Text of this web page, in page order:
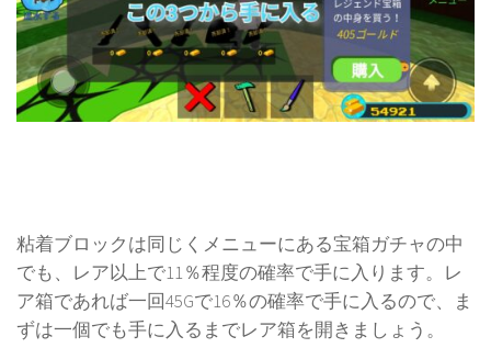
粘着ブロックは同じくメニューにある宝箱ガチャの中
でも、レア以上で11％程度の確率で手に入ります。レ
ア箱であれば一回45Gで16％の確率で手に入るので、ま
ずは一個でも手に入るまでレア箱を開きましょう。